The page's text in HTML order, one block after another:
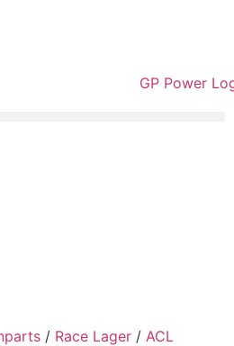
/ Race Lager / ACL